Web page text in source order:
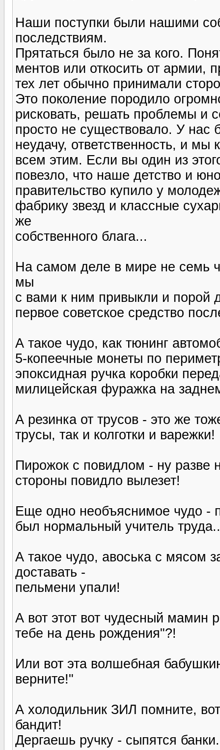
Наши поступки были нашими
последствиям.
Прятаться было не за кого.
ментов или откосить от армии,
тех лет обычно принимали
Это поколение породило
рисковать, решать проблемы и
просто не существовало. У нас
неудачу, ответственность, и мы
всем этим. Если вы один из
повезло, что наше детство и
правительство купило у
фабрику звезд и классные
же
собственного блага...
На самом деле в мире не семь
мы
с вами к ним привыкли и порой
первое советское средство
А такое чудо, как тюнинг
5-копеечные монеты по
эпоксидная ручка коробки
милицейская фуражка на
А резинка от трусов - это же
трусы, так и колготки и варежки!
Пирожок с повидлом - ну разве
стороны повидло вылезет!
Еще одно необъяснимое чудо -
был нормальный учитель
А такое чудо, авоська с мясом
доставать -
пельмени упали!
А вот этот вот чудесный мамин
тебе на день рождения"?!
Или вот эта волшебная
верните!"
А холодильник ЗИЛ помните,
бандит!
Дергаешь ручку - сыпятся банки.